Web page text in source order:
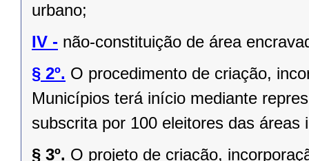
urbano;
IV - não-constituição de área
§ 2º. O procedimento de criação,
Municípios terá início mediante
subscrita por 100 eleitores das
§ 3º. O projeto de criação,